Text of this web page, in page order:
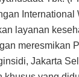
layanan
meresmikan
Jakarta